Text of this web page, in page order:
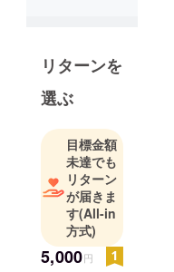
リターンを
選ぶ
目標金額
未達でも
リターン
が届きま
す(All-in
方式)
5,000円